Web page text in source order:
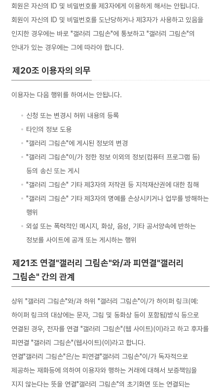
회원은 자신의 ID 및 비밀번호를 제3자에게 이용하게 해서는 안됩니다.
회원이 자신의 ID 및 비밀번호를 도난당하거나 제3자가 사용하고 있음을
인지한 경우에는 바로 "갤러리 그림손"에 통보하고 "갤러리 그림손"의
안내가 있는 경우에는 그에 따라야 합니다.
제20조 이용자의 의무
이용자는 다음 행위를 하여서는 안됩니다.
신청 또는 변경시 허위 내용의 등록
타인의 정보 도용
"갤러리 그림손"에 게시된 정보의 변경
"갤러리 그림손"이/가 정한 정보 이외의 정보(컴퓨터 프로그램 등)
등의 송신 또는 게시
"갤러리 그림손" 기타 제3자의 저작권 등 지적재산권에 대한 침해
"갤러리 그림손" 기타 제3자의 명예를 손상시키거나 업무를 방해하는
행위
외설 또는 폭력적인 메시지, 화상, 음성, 기타 공서양속에 반하는
정보를 사이트에 공개 또는 게시하는 행위
제21조 연결"갤러리 그림손"와/과 피연결"갤러리
그림손" 간의 관계
상위 "갤러리 그림손"와/과 하위 "갤러리 그림손"이/가 하이퍼 링크(예:
하이퍼 링크의 대상에는 문자, 그림 및 동화상 등이 포함됨)방식 등으로
연결된 경우, 전자를 연결 "갤러리 그림손"(웹 사이트)(이)라고 하고 후자를
피연결 "갤러리 그림손"(웹사이트)(이)라고 합니다.
연결"갤러리 그림손"은/는 피연결"갤러리 그림손"이/가 독자적으로
제공하는 재화등에 의하여 이용자와 행하는 거래에 대해서 보증책임을
지지 않는다는 뜻을 연결"갤러리 그림손"의 초기화면 또는 연결되는